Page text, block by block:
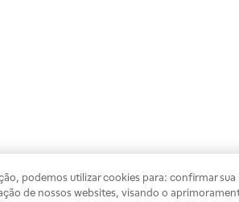
podemos utilizar cookies para: confirmar
de nossos websites, visando o